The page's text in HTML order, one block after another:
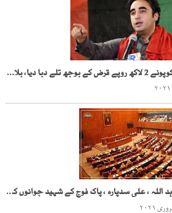
عمران خان نے ہرپاکستانی کوپونے 2 لاکھ روپے قرض کے بوجھ تلے دبا دیا، بلاول بھٹو
قومی اسمبلی ، سینیٹر مشاہد اللہ ، علی سدپارہ ، پاک فوج کے شہید جوانوں کیلئے فاتحہ خوانی